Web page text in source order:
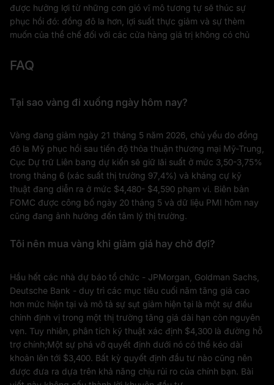
được hưởng lợi từ những cơn gió vĩ mô tương tự sẽ thúc sự
phục hồi đó: đồng đô la hơn, lợi suất thực giảm và sự thèm
muốn của thể chế đối với các cửa hàng giá trị không có chủ
FAQ
Tại sao vàng đi xuống ngày hôm nay?
Vàng đang giảm ngày 21 tháng 5 năm 2026, chủ yếu do đồng
đô la Mỹ phục hồi sau tiến độ thỏa thuận thương mại Mỹ-Trung,
Cục Dự trữ Liên bang dự kiến sẽ giữ lãi suất ở mức 3,50-3,75%
trong tháng 6 (xác suất thị trường 97,4%) và kháng cự kỹ
thuật đang diễn ra ở mức $4,480- $4,590 phạm vi. Biên bản
FOMC được công bố ngày 20 tháng 5 và dữ liệu PMI hôm nay
cũng đang ảnh hưởng đến tâm lý thị trường.
Tôi nên mua vàng khi giảm giá hay chờ đợi?
Hầu hết các nhà dự báo tổ chức - JPMorgan, Goldman Sachs,
Deutsche Bank - duy trì các mục tiêu cuối năm tăng giá cao
hơn mức hiện tại và mô tả sự sụt giảm hiện tại là một sự điều
chỉnh định vị trong một thị trường tăng giá dài hạn còn nguyên
vẹn. Tuy nhiên, phân tích kỹ thuật xác định $4,300 là đường hỗ
trợ chính;Một sự phá vỡ quyết định dưới nó có thể kéo dài
khoản lên tới $3,400. Bất kỳ quyết định đầu tư nào cũng nên
được đưa ra dựa trên khả năng chịu rủi ro của chính bạn. Bài